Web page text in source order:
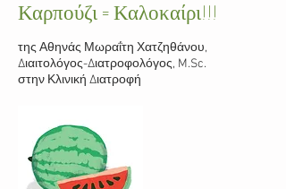
Καρπούζι = Καλοκαίρι!!!
της Αθηνάς Μωραΐτη Χατζηθάνου,
Διαιτολόγος-Διατροφολόγος, M.Sc.
στην Κλινική Διατροφή